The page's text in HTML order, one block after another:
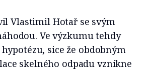
Vlastimil Hotař se svým
Ve výzkumu tehdy
sice že obdobným
skelného odpadu vznikne